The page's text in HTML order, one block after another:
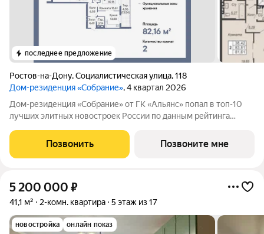
последнее предложение
Ростов-на-Дону,Социалистическая улица,118
Дом-резиденция «Собрание», 4 квартал 2026
Дом-резиденция «Собрание» от ГК «Альянс» попал в топ-10
лучших элитных новостроек России по данным рейтинга
неоклассицизма Дом-резиденция «Собрание» расположился в
историческом центре
Позвонить Позвоните мне
5 200 000 ₽
41,1 м² 2-комн. квартира 5 этаж из 17
новостройка онлайн показ